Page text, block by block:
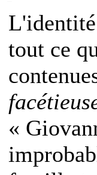
tout ce
«